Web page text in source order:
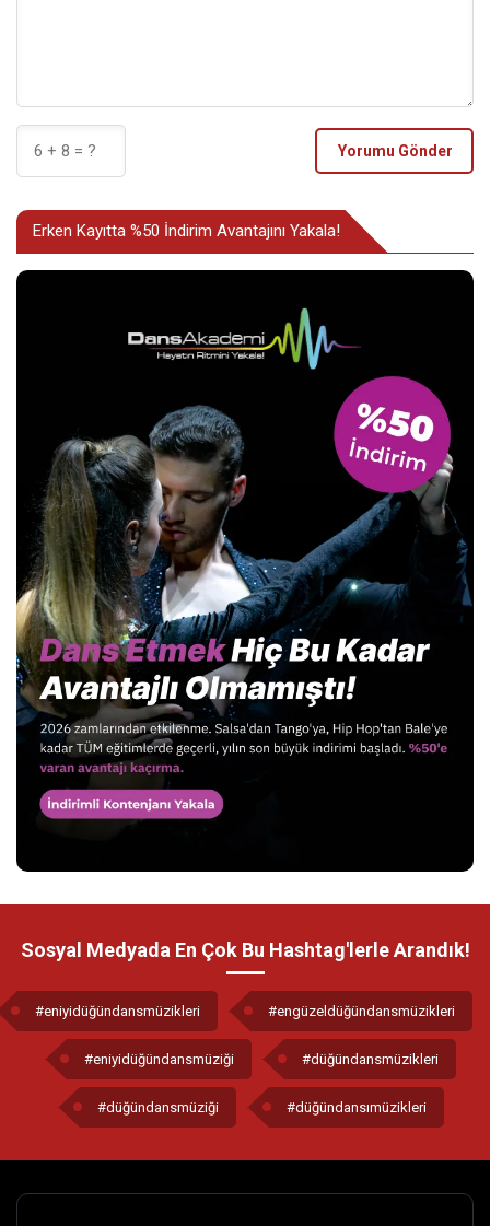
Yorumu Gönder
Erken Kayıtta %50 İndirim Avantajını Yakala!
Sosyal Medyada En Çok Bu Hashtag'lerle Arandık!
#eniyidüğündansmüzikleri #engüzeldüğündansmüzikleri
#eniyidüğündansmüziği #düğündansmüzikleri
#düğündansmüziği #düğündansımüzikleri